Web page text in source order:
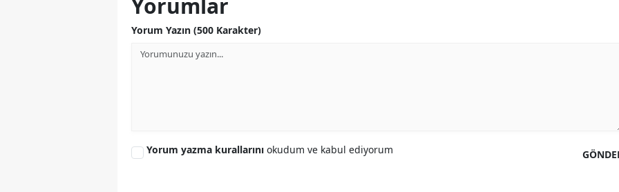
Yorumlar
Yorum Yazın (500 Karakter)
Yorum yazma kurallarını okudum ve kabul ediyorum